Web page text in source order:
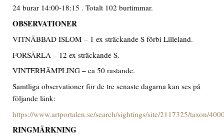
24 burar 14:00-18:15 . Totalt 102 burtimmar.
OBSERVATIONER
VITNÄBBAD ISLOM – 1 ex sträckande S förbi Lilleland.
FORSÄRLA – 12 ex sträckande S.
VINTERHÄMPLING – ca 50 rastande.
Samtliga observationer för de tre senaste dagarna kan ses på
följande länk:
https://www.artportalen.se/search/sightings/site/2117325/taxon/
RINGMÄRKNING